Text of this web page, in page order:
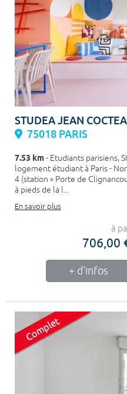
STUDEA JEAN
75018 PARIS
7.53 km- Etudiants parisiens,
logement étudiant à Paris -
4 (station « Porte de
à pieds de la l...
En savoir plus
à
706,00
+ d'infos